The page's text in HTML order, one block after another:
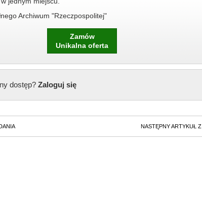
Archiwum "Rzeczpospolitej"
Zamów
Unikalna oferta
dostęp?Zaloguj się
NASTĘPNY ARTYKUŁ